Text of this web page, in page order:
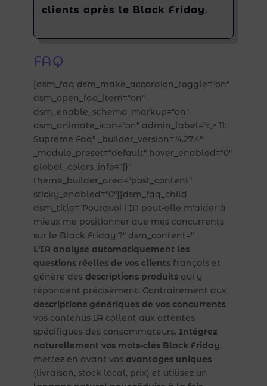
clients après le Black Friday.
FAQ
[dsm_faq dsm_make_accordion_toggle="on"
dsm_open_faq_item="on"
dsm_enable_schema_markup="on"
dsm_animate_icon="on" admin_label="👉 11:
Supreme Faq" _builder_version="4.27.4"
_module_preset="default" hover_enabled="0"
global_colors_info="{}"
theme_builder_area="post_content"
sticky_enabled="0"][dsm_faq_child
dsm_title="Pourquoi l'IA peut-elle m'aider à
mieux me positionner que mes concurrents
sur le Black Friday ?" dsm_content="
L'IA analyse automatiquement les
questions réelles de vos clientsfrançais et
génère des descriptions produitsqui y
répondent précisément. Contrairement aux
descriptions génériques de vos concurrents,
vos contenus IA collent aux attentes
spécifiques des consommateurs. Intégrez
naturellement vos mots-clés Black Friday,
mettez en avant vos avantages uniques
(livraison, stock local, prix) et utilisez un